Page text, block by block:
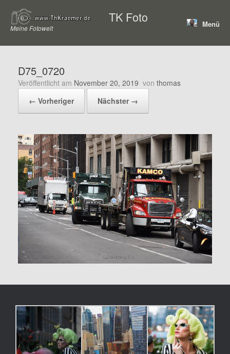
Inhalt
springen
TK Foto
Meine Fotowelt Menü
D75_0720
Veröffentlicht am November 20, 2019 von thomas
← Vorheriger
Nächster →